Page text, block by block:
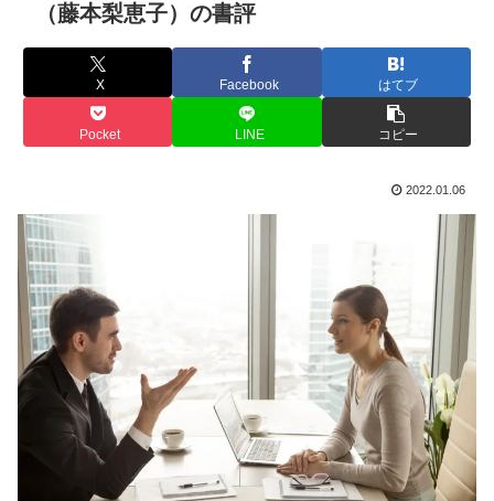
（藤本梨恵子）の書評
X Facebook はてブ
Pocket LINE コピー
2022.01.06